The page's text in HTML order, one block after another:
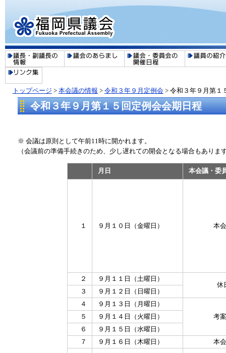
トップページ > 本会議の情報 > 令和３年９月定例会> 令和３年９月第１
令和３年９月第１５回定例会会期日程
※ 会議は原則として午前11時に開かれます。
（会議前の準備手続きのため、少し遅れての開会となる場合もありま
月日 本会議・委
１ ９月１０日（金曜日） 本
２
９月１１日（土曜日）
休
３
９月１２日（日曜日）
４
９月１３日（月曜日）
考
５
９月１４日（火曜日）
６
９月１５日（水曜日）
７
９月１６日（木曜日） 本